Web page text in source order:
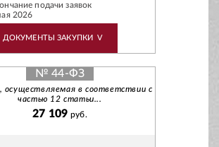
подачи заявок
2026
ДОКУМЕНТЫ ЗАКУПКИ V
№ 44-ФЗ
осуществляемая в соответствии с
частью 12 статьи...
27 109руб.